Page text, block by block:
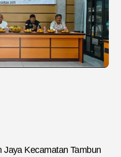
Jaya Kecamatan Tambun